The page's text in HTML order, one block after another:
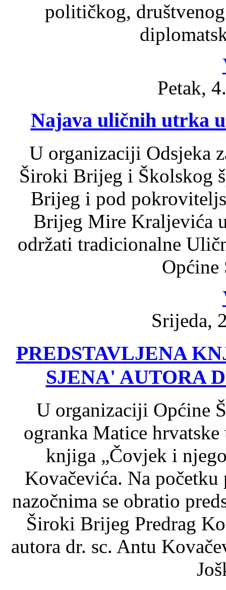
političkog,
Petak,
Najava uličnih utrka
U organizaciji Odsjeka
Široki Brijeg i Školskog
Brijeg i pod
Brijeg Mire Kraljevića
održati tradicionalne
Srijeda,
PREDSTAVLJENA
SJENA' AUTORA
U organizaciji Općine
ogranka Matice
knjiga „Čovjek i
Kovačevića. Na
nazočnima se obratio
Široki Brijeg Predrag
autora dr. sc. Antu